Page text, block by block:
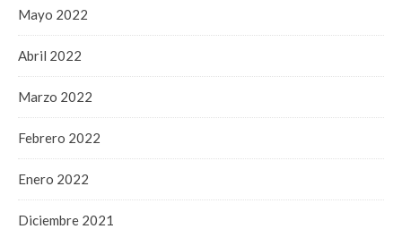
Mayo 2022
Abril 2022
Marzo 2022
Febrero 2022
Enero 2022
Diciembre 2021